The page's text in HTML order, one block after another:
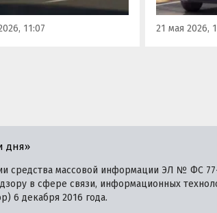
на одном из
стартуют от 1 270
11:07
на одном
стартуют от
21 мая 2026,
дня»
средства массовой информации ЭЛ № ФС
в сфере связи, информационных
6 декабря 2016 года.